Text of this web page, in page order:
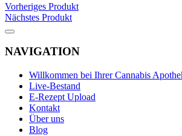
Vorheriges Produkt
Nächstes Produkt
NAVIGATION
Willkommen bei Ihrer Cannabis
Live-Bestand
E-Rezept Upload
Kontakt
Über uns
Blog